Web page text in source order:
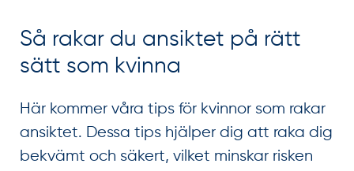
Så rakar du ansiktet på rätt
sätt som kvinna
Här kommer våra tips för kvinnor som rakar
ansiktet. Dessa tips hjälper dig att raka dig
bekvämt och säkert, vilket minskar risken